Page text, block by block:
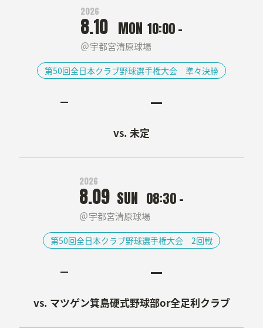
2026
8.10 MON 10:00 -
宇都宮清原球場
第50回全日本クラブ野球選手権大会 準々決勝
未定
2026
8.09 SUN 08:30 -
宇都宮清原球場
第50回全日本クラブ野球選手権大会 2回戦
マツゲン箕島硬式野球部or全足利クラブ